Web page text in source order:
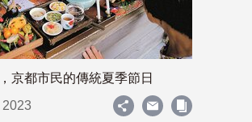
京都市民的傳統夏季節日